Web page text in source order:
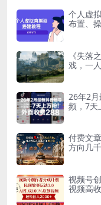
个人虚
布置、
《失落
戏，一
26年2
频，7天
付费文
方向几
视频号
视频高